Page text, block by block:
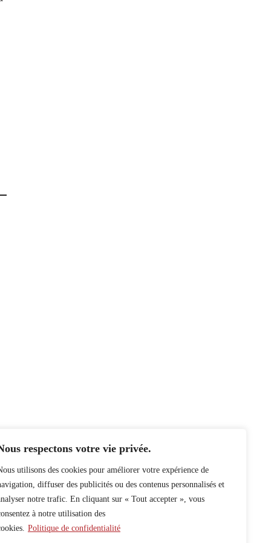
respectons votre vie privée.
utilisons des cookies pour améliorer votre expérience de
diffuser des publicités ou des contenus personnalisés et
notre trafic. En cliquant sur « Tout accepter », vous
à notre utilisation des
Politique de confidentialité